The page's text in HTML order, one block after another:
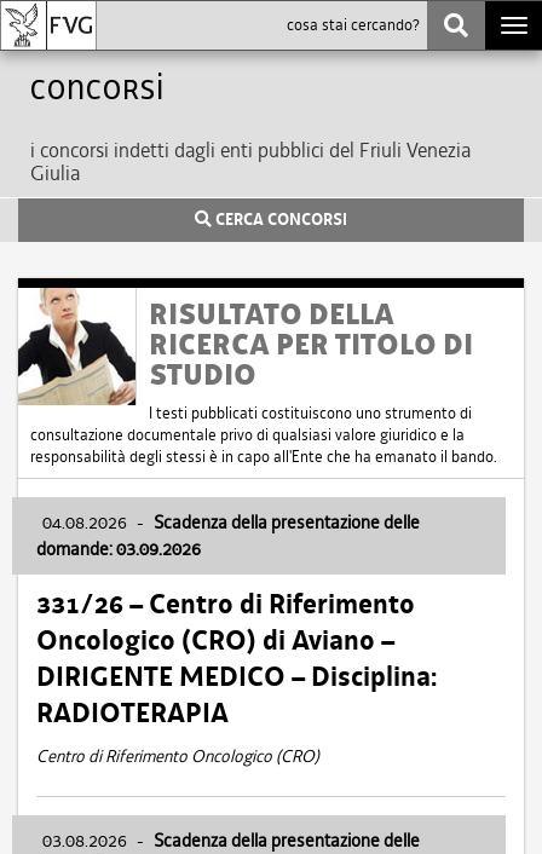
Concorsi
i concorsi indetti dagli enti pubblici del Friuli Venezia
Giulia
CERCA CONCORSI
RISULTATO DELLA
RICERCA PER TITOLO DI
STUDIO
I testi pubblicati costituiscono uno strumento di
consultazione documentale privo di qualsiasi valore giuridico e la
responsabilità degli stessi è in capo all'Ente che ha emanato il bando.
04.08.2026 - Scadenza della presentazione delle
domande: 03.09.2026
331/26 – Centro di Riferimento
Oncologico (CRO) di Aviano –
DIRIGENTE MEDICO – Disciplina:
RADIOTERAPIA
Centro di Riferimento Oncologico (CRO)
03.08.2026 - Scadenza della presentazione delle